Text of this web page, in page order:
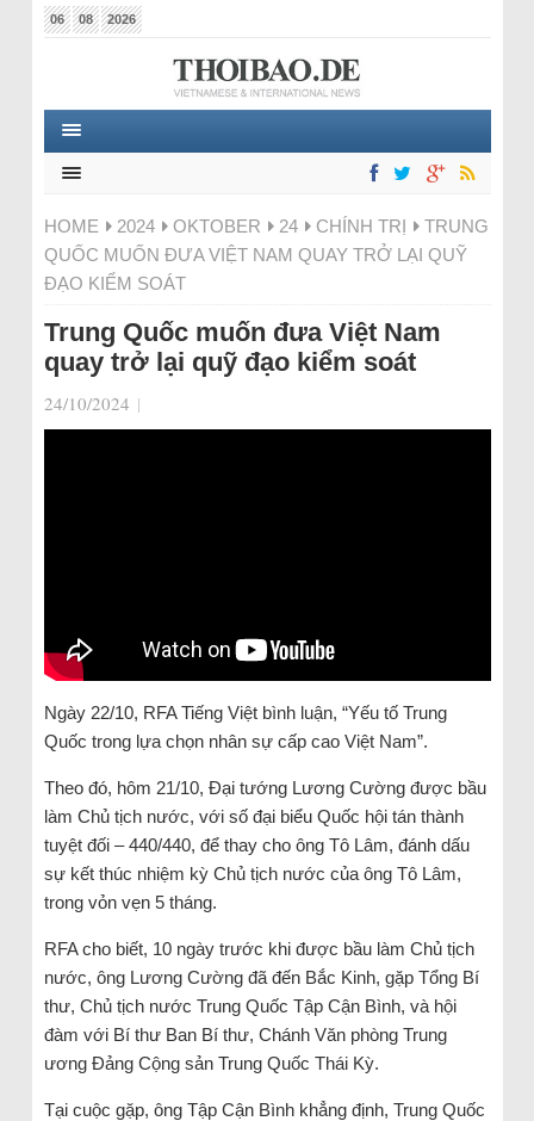
06 08 2026
HOME 2024 OKTOBER 24 CHÍNH TRỊ
TRUNG
QUỐC MUỐN ĐƯA VIỆT NAM QUAY TRỞ LẠI QUỸ
ĐẠO KIỂM SOÁT
Trung Quốc muốn đưa Việt Nam
quay trở lại quỹ đạo kiểm soát
24/10/2024 |
Ngày 22/10, RFA Tiếng Việt bình luận, “Yếu tố Trung
Quốc trong lựa chọn nhân sự cấp cao Việt Nam”.
Theo đó, hôm 21/10, Đại tướng Lương Cường được bầu
làm Chủ tịch nước, với số đại biểu Quốc hội tán thành
tuyệt đối – 440/440, để thay cho ông Tô Lâm, đánh dấu
sự kết thúc nhiệm kỳ Chủ tịch nước của ông Tô Lâm,
trong vỏn vẹn 5 tháng.
RFA cho biết, 10 ngày trước khi được bầu làm Chủ tịch
nước, ông Lương Cường đã đến Bắc Kinh, gặp Tổng Bí
thư, Chủ tịch nước Trung Quốc Tập Cận Bình, và hội
đàm với Bí thư Ban Bí thư, Chánh Văn phòng Trung
ương Đảng Cộng sản Trung Quốc Thái Kỳ.
Tại cuộc gặp, ông Tập Cận Bình khẳng định, Trung Quốc